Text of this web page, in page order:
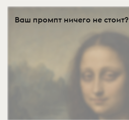
Ваш промпт ничего не стоит?